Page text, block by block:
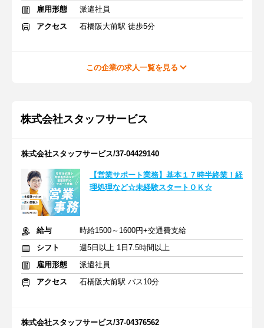
雇用形態
派遣社員
アクセス
石橋阪大前駅 徒歩5分
この企業の求人一覧を見る
株式会社スタッフサービス
株式会社スタッフサービス/37-04429140
【営業サポート業務】基本１７時半終業！経
理処理など☆未経験スタートＯＫ☆
給与
時給1500～1600円+交通費支給
シフト
週5日以上 1日7.5時間以上
雇用形態
派遣社員
アクセス
石橋阪大前駅 バス10分
株式会社スタッフサービス/37-04376562